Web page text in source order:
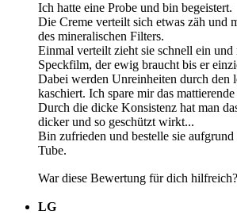
Ich hatte eine Probe und bin begeistert.
Die Creme verteilt sich etwas zäh und
des mineralischen Filters.
Einmal verteilt zieht sie schnell ein
Speckfilm, der ewig braucht bis er
Dabei werden Unreinheiten durch den
kaschiert. Ich spare mir das mattierende
Durch die dicke Konsistenz hat man
dicker und so geschützt wirkt...
Bin zufrieden und bestelle sie
Tube.
War diese Bewertung für dich hilfreich?
LG